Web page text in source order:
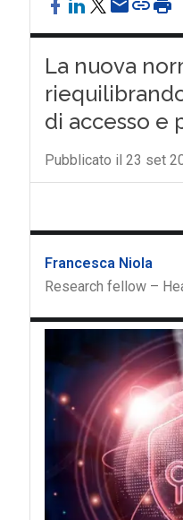
La nuova
di accesso e
Pubblicato il 23 set
Francesca Niola
Research fellow –